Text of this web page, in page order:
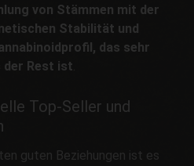
von Stämmen mit der
Stabilität und
das sehr
der Rest ist.
Top-Seller und
guten Beziehungen ist es